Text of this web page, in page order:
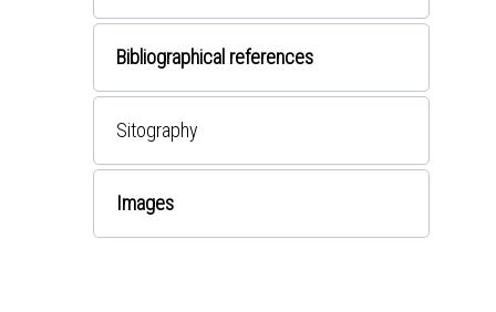
Bibliographical references
Sitography
Images